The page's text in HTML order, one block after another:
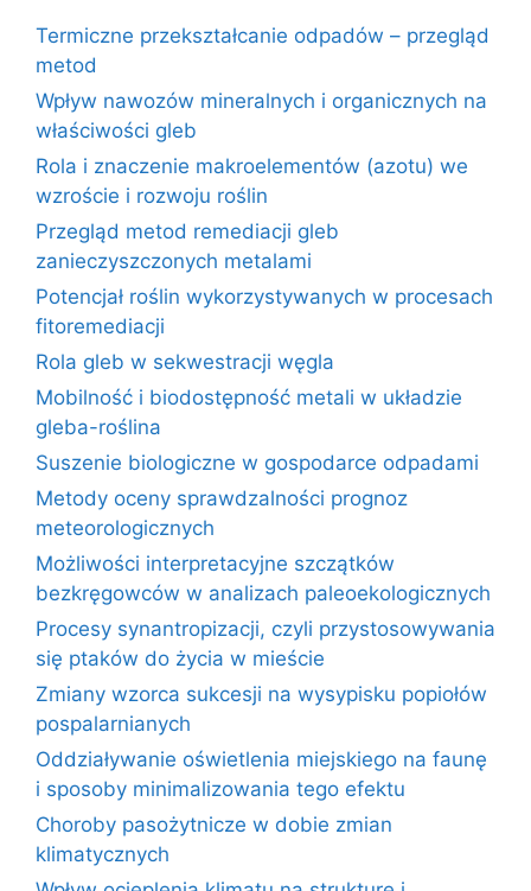
Termiczne przekształcanie odpadów – przegląd
metod
Wpływ nawozów mineralnych i organicznych na
właściwości gleb
Rola i znaczenie makroelementów (azotu) we
wzroście i rozwoju roślin
Przegląd metod remediacji gleb
zanieczyszczonych metalami
Potencjał roślin wykorzystywanych w procesach
fitoremediacji
Rola gleb w sekwestracji węgla
Mobilność i biodostępność metali w układzie
gleba-roślina
Suszenie biologiczne w gospodarce odpadami
Metody oceny sprawdzalności prognoz
meteorologicznych
Możliwości interpretacyjne szczątków
bezkręgowców w analizach paleoekologicznych
Procesy synantropizacji, czyli przystosowywania
się ptaków do życia w mieście
Zmiany wzorca sukcesji na wysypisku popiołów
pospalarnianych
Oddziaływanie oświetlenia miejskiego na faunę
i sposoby minimalizowania tego efektu
Choroby pasożytnicze w dobie zmian
klimatycznych